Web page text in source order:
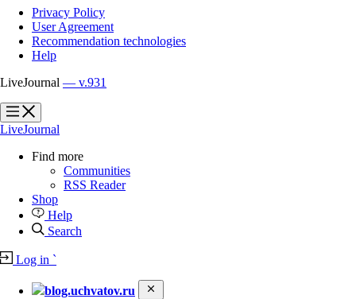
Privacy Policy
User Agreement
Recommendation technologies
Help
LiveJournal — v.931
?
?
LiveJournal
Find more
Communities
RSS Reader
Shop
Help
Search
Log in `
blog.uchvatov.ru